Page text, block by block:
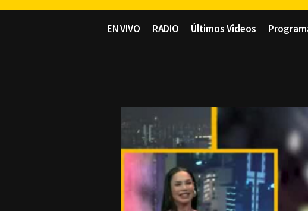
EN VIVO RADIO Últimos Videos